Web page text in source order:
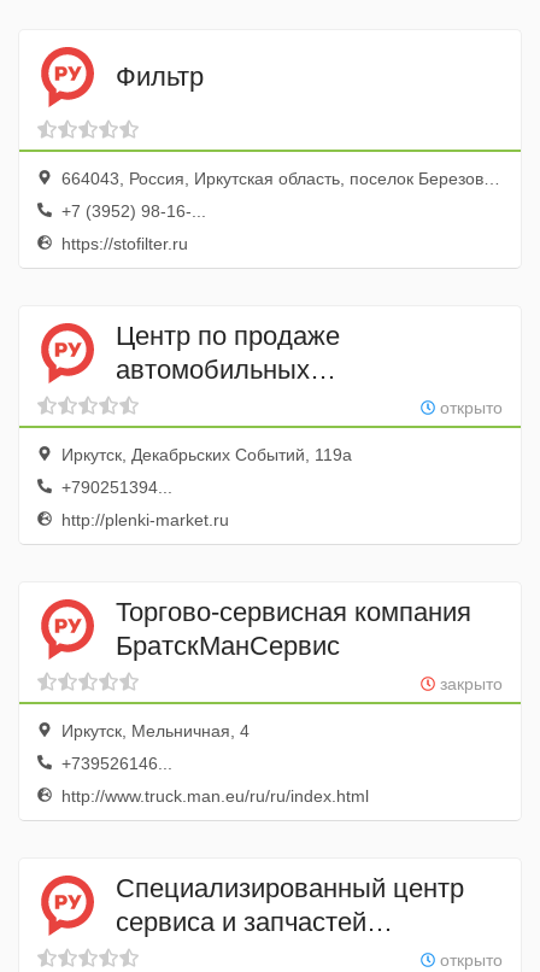
Фильтр
664043, Россия, Иркутская область, поселок Березовый, ул. Пригородная, 1/1
+7 (3952) 98-16-...
https://stofilter.ru
Центр по продаже
автомобильных
и архитектурных пленок
Пленки Маркет
открыто
Иркутск, Декабрьских Событий, 119а
+790251394...
http://plenki-market.ru
Торгово-сервисная компания
БратскМанСервис
закрыто
Иркутск, Мельничная, 4
+739526146...
http://www.truck.man.eu/ru/ru/index.html
Специализированный центр
сервиса и запчастей
для Honda, Nissan F4 Motorsоткрыто